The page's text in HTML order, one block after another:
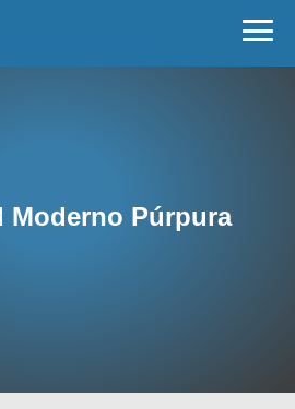
Moderno Púrpura